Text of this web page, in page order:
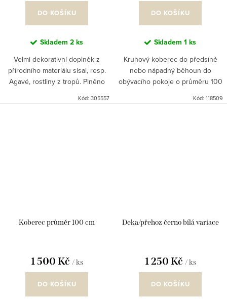
DO KOŠÍKU
Skladem 2 ks
Velmi dekorativní doplněk z
přírodního materiálu sisal, resp.
Agavé, rostliny z tropů. Plněno
Kód: 305557
DO KOŠÍKU
Skladem 1 ks
Kruhový koberec do předsíně
nebo nápadný běhoun do
obývacího pokoje o průměru 100
Kód: 118509
Koberec průměr 100 cm
1 500 Kč / ks
DO KOŠÍKU
Deka/přehoz černo bílá variace
1 250 Kč / ks
DO KOŠÍKU